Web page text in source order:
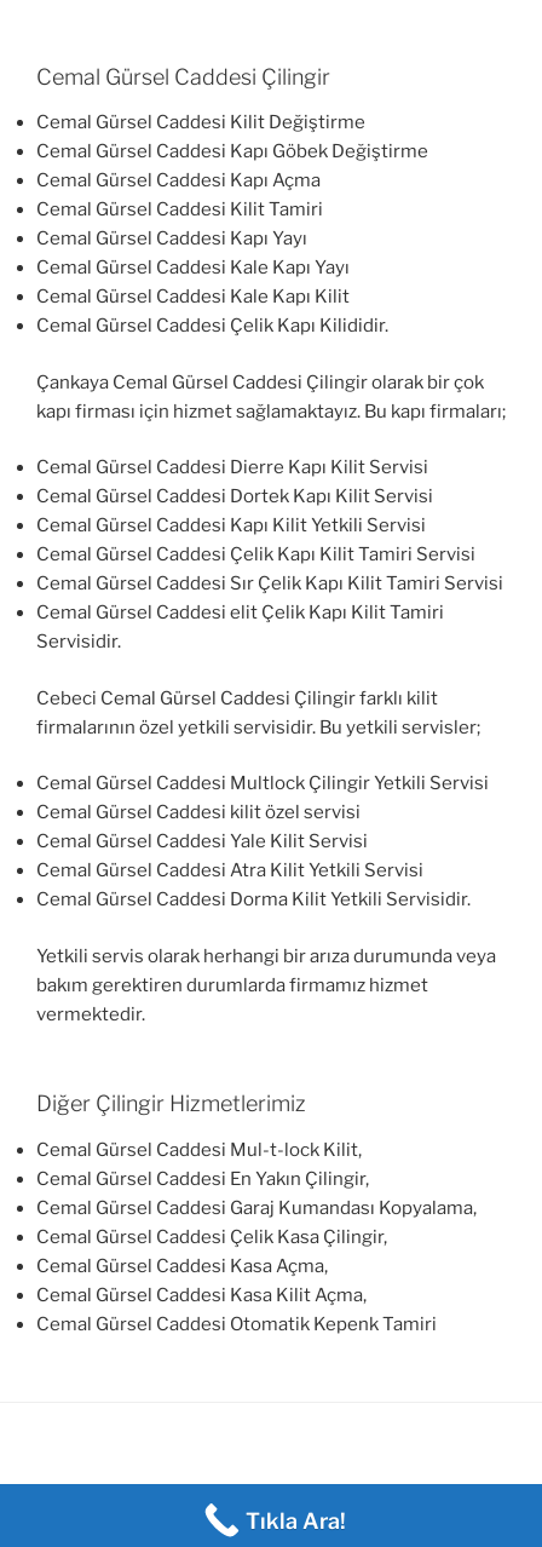
Cemal Gürsel Caddesi Çilingir
Cemal Gürsel Caddesi Kilit Değiştirme
Cemal Gürsel Caddesi Kapı Göbek Değiştirme
Cemal Gürsel Caddesi Kapı Açma
Cemal Gürsel Caddesi Kilit Tamiri
Cemal Gürsel Caddesi Kapı Yayı
Cemal Gürsel Caddesi Kale Kapı Yayı
Cemal Gürsel Caddesi Kale Kapı Kilit
Cemal Gürsel Caddesi Çelik Kapı Kilididir.
Çankaya Cemal Gürsel Caddesi Çilingir olarak bir çok
kapı firması için hizmet sağlamaktayız. Bu kapı firmaları;
Cemal Gürsel Caddesi Dierre Kapı Kilit Servisi
Cemal Gürsel Caddesi Dortek Kapı Kilit Servisi
Cemal Gürsel Caddesi Kapı Kilit Yetkili Servisi
Cemal Gürsel Caddesi Çelik Kapı Kilit Tamiri Servisi
Cemal Gürsel Caddesi Sır Çelik Kapı Kilit Tamiri Servisi
Cemal Gürsel Caddesi elit Çelik Kapı Kilit Tamiri
Servisidir.
Cebeci Cemal Gürsel Caddesi Çilingir farklı kilit
firmalarının özel yetkili servisidir. Bu yetkili servisler;
Cemal Gürsel Caddesi Multlock Çilingir Yetkili Servisi
Cemal Gürsel Caddesi kilit özel servisi
Cemal Gürsel Caddesi Yale Kilit Servisi
Cemal Gürsel Caddesi Atra Kilit Yetkili Servisi
Cemal Gürsel Caddesi Dorma Kilit Yetkili Servisidir.
Yetkili servis olarak herhangi bir arıza durumunda veya
bakım gerektiren durumlarda firmamız hizmet
vermektedir.
Diğer Çilingir Hizmetlerimiz
Cemal Gürsel Caddesi Mul-t-lock Kilit,
Cemal Gürsel Caddesi En Yakın Çilingir,
Cemal Gürsel Caddesi Garaj Kumandası Kopyalama,
Cemal Gürsel Caddesi Çelik Kasa Çilingir,
Cemal Gürsel Caddesi Kasa Açma,
Cemal Gürsel Caddesi Kasa Kilit Açma,
Cemal Gürsel Caddesi Otomatik Kepenk Tamiri
Tıkla Ara!